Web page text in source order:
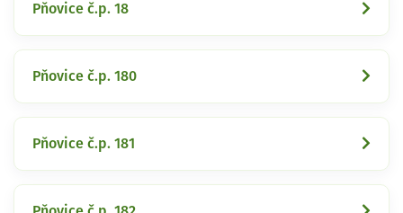
Pňovice č.p. 18
Pňovice č.p. 180
Pňovice č.p. 181